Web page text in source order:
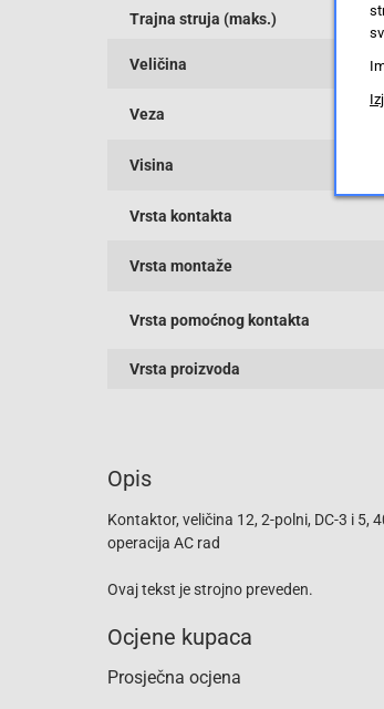
Trajna struja (maks.)
Veličina
Veza
Visina
Vrsta kontakta
Vrsta montaže
Vrsta pomoćnog kontakta
Vrsta proizvoda
Opis
Kontaktor, veličina 12, 2-polni, DC-3 i 5,
operacija AC rad
Ovaj tekst je strojno preveden.
Ocjene kupaca
Prosječna ocjena